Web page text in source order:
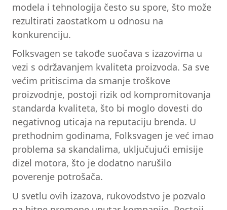
modela i tehnologija često su spore, što može
rezultirati zaostatkom u odnosu na
konkurenciju.
Folksvagen se takođe suočava s izazovima u
vezi s održavanjem kvaliteta proizvoda. Sa sve
većim pritiscima da smanje troškove
proizvodnje, postoji rizik od kompromitovanja
standarda kvaliteta, što bi moglo dovesti do
negativnog uticaja na reputaciju brenda. U
prethodnim godinama, Folksvagen je već imao
problema sa skandalima, uključujući emisije
dizel motora, što je dodatno narušilo
poverenje potrošača.
U svetlu ovih izazova, rukovodstvo je pozvalo